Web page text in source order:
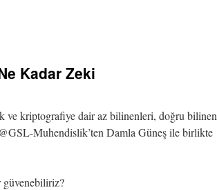
Kadar Zeki
ve kriptografiye dair az bilinenleri, doğru bilinen
Muhendislik’ten Damla Güneş ile birlikte
güvenebiliriz?